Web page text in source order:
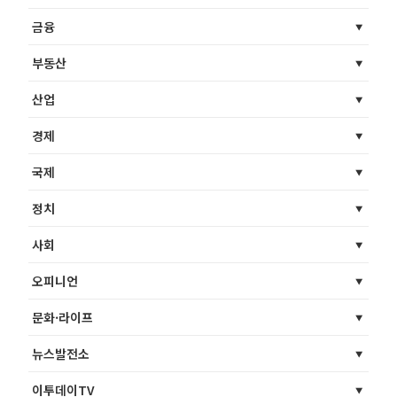
금융
부동산
산업
경제
국제
정치
사회
오피니언
문화·라이프
뉴스발전소
이투데이TV